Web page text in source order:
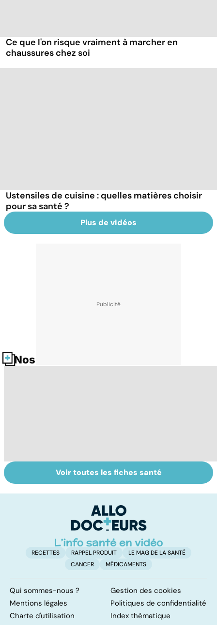
Ce que l'on risque vraiment à marcher en
chaussures chez soi
Ustensiles de cuisine : quelles matières choisir
pour sa santé ?
Plus de vidéos
Nos fiches santé
Suicide : prévenir
le passage à
AVC : quand le
cerveau fait une
Voir toutes les fiches santé
RECETTES RAPPEL PRODUIT
LE MAG DE LA SANTÉ
CANCER
MÉDICAMENTS
Qui sommes-nous ?
Gestion des cookies
Mentions légales
Politiques de confidentialité
Charte d'utilisation
Index thématique